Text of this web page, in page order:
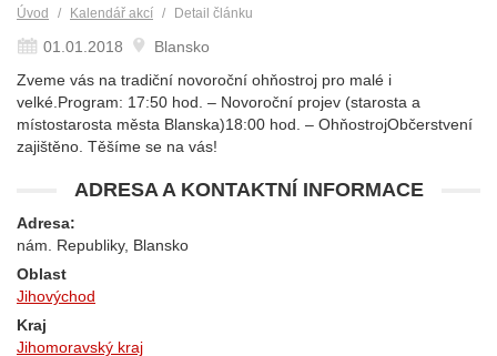
Úvod Kalendář akcí Detail článku
01.01.2018
Blansko
Zveme vás na tradiční novoroční ohňostroj pro malé i
velké.Program: 17:50 hod. – Novoroční projev (starosta a
místostarosta města Blanska)18:00 hod. – OhňostrojObčerstvení
zajištěno. Těšíme se na vás!
ADRESA A KONTAKTNÍ INFORMACE
Adresa:
nám. Republiky, Blansko
Oblast
Jihovýchod
Kraj
Jihomoravský kraj